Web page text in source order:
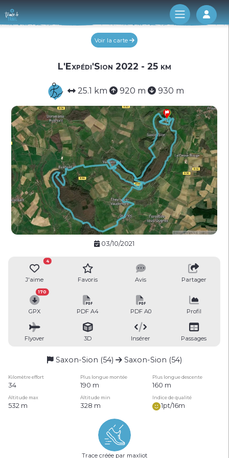
Log
Voir la carte
L'Expédi'Sion 2022 - 25 km
25.1 km 920 m 930 m
03/10/2021
J'aime
4
Favoris Avis Partager
GPX
170
PDF A4 PDF A0 Profil
Flyover 3D Insérer Passages
Saxon-Sion (54) Saxon-Sion (54)
Kilomètre effort Plus longue montée Plus longue descente
34 190 m 160 m
Altitude max Altitude min Indice de qualité
532 m 328 m 1pt/16m
Trace créée par maxliot